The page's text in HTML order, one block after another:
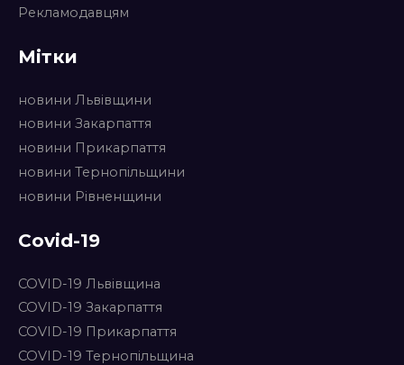
Рекламодавцям
Мітки
новини Львівщини
новини Закарпаття
новини Прикарпаття
новини Тернопільщини
новини Рівненщини
Covid-19
COVID-19 Львівщина
COVID-19 Закарпаття
COVID-19 Прикарпаття
COVID-19 Тернопільщина